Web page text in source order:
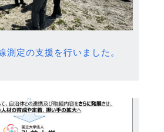
測定の支援を行いました。